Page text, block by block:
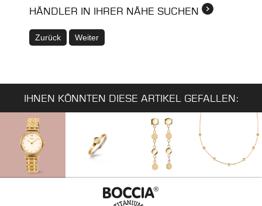
HÄNDLER IN IHRER NÄHE SUCHEN
Zurück Weiter
IHNEN KÖNNTEN DIESE ARTIKEL GEFALLEN: